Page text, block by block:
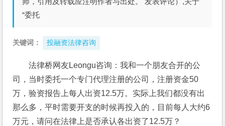
“委托
关键词： 投融资法律咨询
法律桥网友Leongu咨询：我和一个朋友合开的公
司，当时委托一个专门代理注册的公司，注册资金50
万，验资报告上每人出资12.5万。实际上我们都没有出
那么多，平时需要开支的时候再投入的，目前每人大约6
万元，请问在法律上是否承认各出资了12.5万？